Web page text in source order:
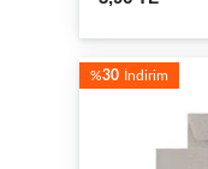
%30 İndirim